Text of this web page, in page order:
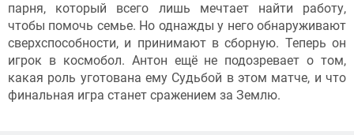
парня, который всего лишь мечтает найти работу,
чтобы помочь семье. Но однажды у него обнаруживают
сверхспособности, и принимают в сборную. Теперь он
игрок в космобол. Антон ещё не подозревает о том,
какая роль уготована ему Судьбой в этом матче, и что
финальная игра станет сражением за Землю.